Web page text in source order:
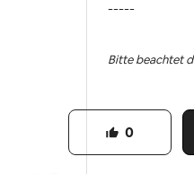
-----
Bitte beachtet
0